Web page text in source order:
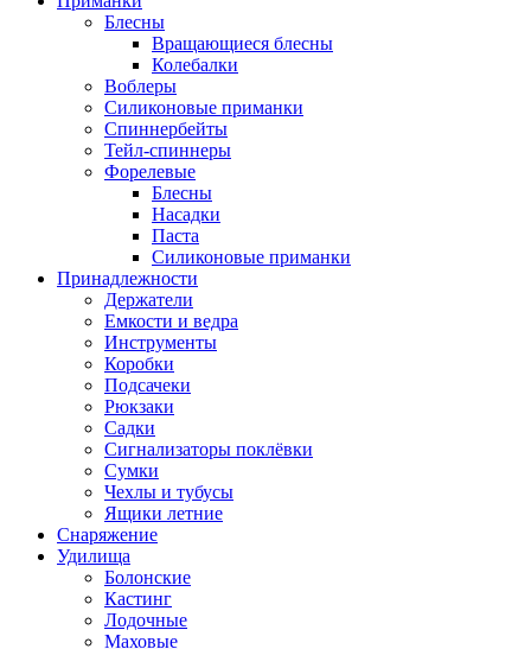
Блесны
Вращающиеся блесны
Колебалки
Воблеры
Силиконовые приманки
Спиннербейты
Тейл-спиннеры
Форелевые
Блесны
Насадки
Паста
Силиконовые приманки
Принадлежности
Держатели
Емкости и ведра
Инструменты
Коробки
Подсачеки
Рюкзаки
Садки
Сигнализаторы поклёвки
Сумки
Чехлы и тубусы
Ящики летние
Снаряжение
Удилища
Болонские
Кастинг
Лодочные
Маховые